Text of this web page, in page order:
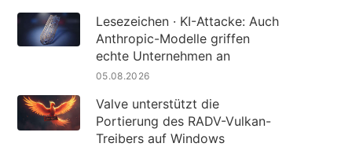
Lesezeichen · KI-Attacke: Auch
Anthropic-Modelle griffen
echte Unternehmen an
05.08.2026
Valve unterstützt die
Portierung des RADV-Vulkan-
Treibers auf Windows